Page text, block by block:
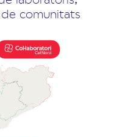
comunitats